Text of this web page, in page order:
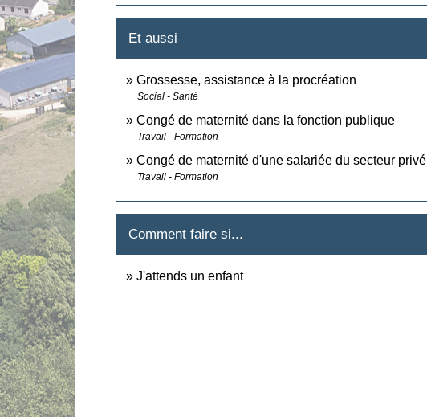
Et aussi
Grossesse, assistance à la procréation
Social - Santé
Congé de maternité dans la fonction publique
Travail - Formation
Congé de maternité d'une salariée du secteur privé
Travail - Formation
Comment faire si...
J'attends un enfant